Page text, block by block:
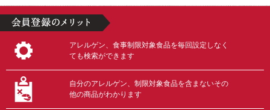
アレルゲン、食事制限対象食品を毎回設定しなく
ても検索ができます
自分のアレルゲン、制限対象食品を含まないその
他の商品がわかります